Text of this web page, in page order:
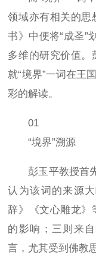
领域亦有相关的思
书》中便将“成圣”
多维的研究价值。
就“境界”一词在王
彩的解读。
01
“境界”溯源
彭玉平教授首
认为该词的来源
辞》《文心雕龙》
的影响；三则来
言，尤其受到佛教